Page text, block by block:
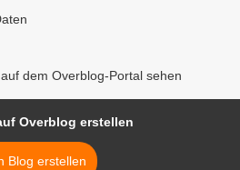
dem Overblog-Portal sehen
Overblog erstellen
Blog erstellen